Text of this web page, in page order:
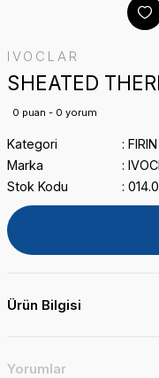
IVOCLAR
SHEATED
0 puan - 0 yorum
Kategori
FIRIN
Marka
Stok Kodu
Ürün Bilgisi
Yorumlar